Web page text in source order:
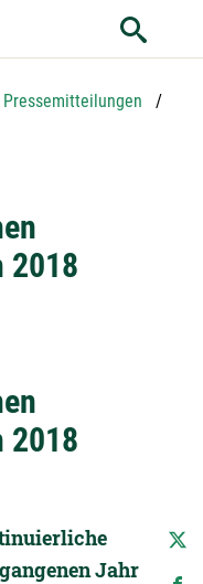
Pressemitteilungen
2018
2018
Jahr